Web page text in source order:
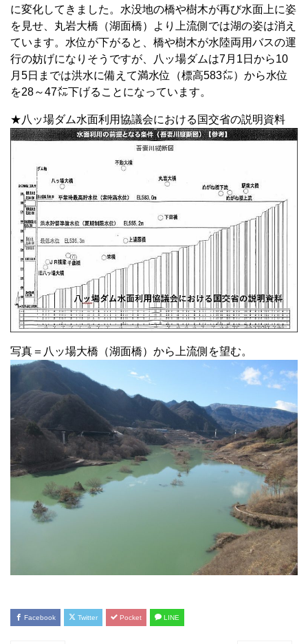
に変化してきました。水没地の橋や樹木が再び水面上に姿
を見せ、丸岩大橋（湖面橋）より上流側では湖の姿は消え
ています。水位が下がると、橋や樹木が水陸両用バスの運
行の妨げになりそうですが、八ッ場ダムは7月1日から10
月5日までは洪水に備えて満水位（標高583㍍）から水位
を28～47㍍下げることになっています。
★八ッ場ダム水面利用協議会における国交省の説明資料
写真＝八ッ場大橋（湖面橋）から上流側を望む。
Facebook Twitter Pocket LINE